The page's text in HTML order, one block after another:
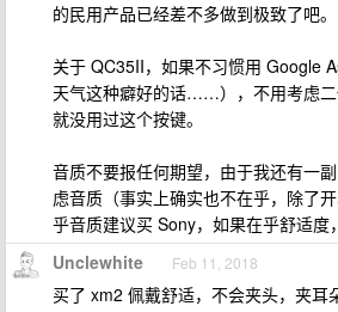
的民用产品已经差不多做到极致了吧。
关于 QC35II，如果不习惯用 Google
天气这种癖好的话……），不用考虑
就没用过这个按键。
音质不要报任何期望，由于我还有一
虑音质（事实上确实也不在乎，除了
乎音质建议买 Sony，如果在乎舒适度
Unclewhite Feb 11, 2018
买了 xm2 佩戴舒适，不会夹头，夹耳